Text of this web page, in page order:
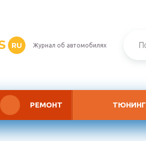
RU Журнал об автомобилях
РЕМОНТ ТЮНИНГ